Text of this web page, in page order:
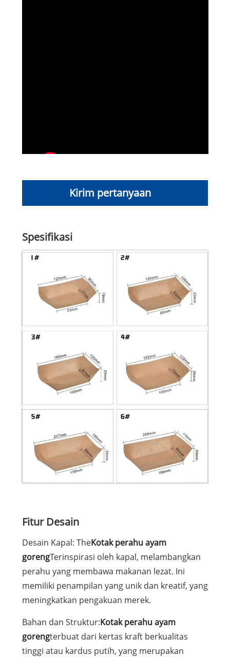
Kirim pertanyaan
Spesifikasi
Fitur Desain
Desain Kapal: TheKotak perahu ayam
gorengTerinspirasi oleh kapal, melambangkan
perahu yang membawa makanan lezat. Ini
memiliki penampilan yang unik dan kreatif, yang
meningkatkan pengakuan merek.
Bahan dan Struktur:Kotak perahu ayam
gorengterbuat dari kertas kraft berkualitas
tinggi atau kardus putih, yang merupakan